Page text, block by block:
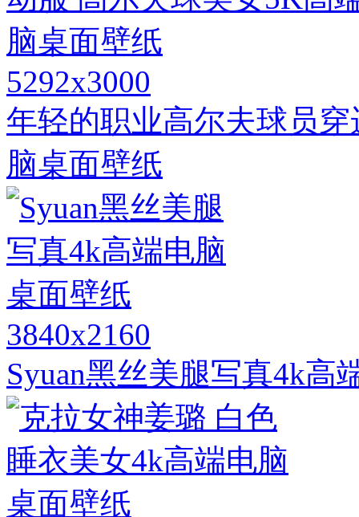
5292x3000
年轻的职业高尔夫球员
脑桌面壁纸
3840x2160
Syuan黑丝美腿写真4k高